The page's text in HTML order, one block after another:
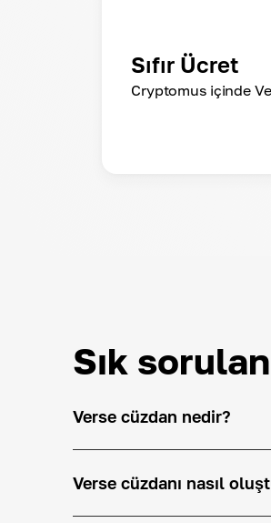
Sıfır Ücret
Cryptomus içinde
Sık
Verse cüzdan nedir?
Verse cüzdanı nasıl